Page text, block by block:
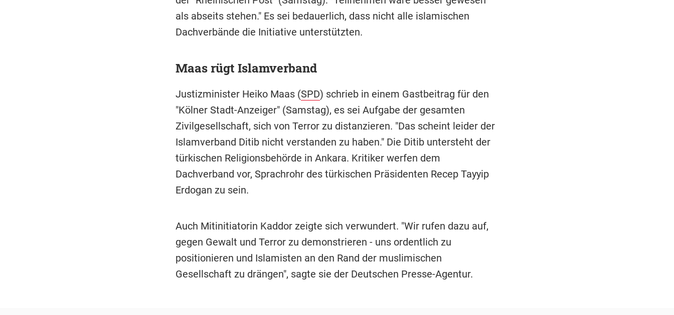
als abseits stehen." Es sei bedauerlich, dass nicht alle islamischen
Dachverbände die Initiative unterstützten.
Maas rügt Islamverband
Justizminister Heiko Maas (SPD) schrieb in einem Gastbeitrag für den
"Kölner Stadt-Anzeiger" (Samstag), es sei Aufgabe der gesamten
Zivilgesellschaft, sich von Terror zu distanzieren. "Das scheint leider der
Islamverband Ditib nicht verstanden zu haben." Die Ditib untersteht der
türkischen Religionsbehörde in Ankara. Kritiker werfen dem
Dachverband vor, Sprachrohr des türkischen Präsidenten Recep Tayyip
Erdogan zu sein.
Auch Mitinitiatorin Kaddor zeigte sich verwundert. "Wir rufen dazu auf,
gegen Gewalt und Terror zu demonstrieren - uns ordentlich zu
positionieren und Islamisten an den Rand der muslimischen
Gesellschaft zu drängen", sagte sie der Deutschen Presse-Agentur.